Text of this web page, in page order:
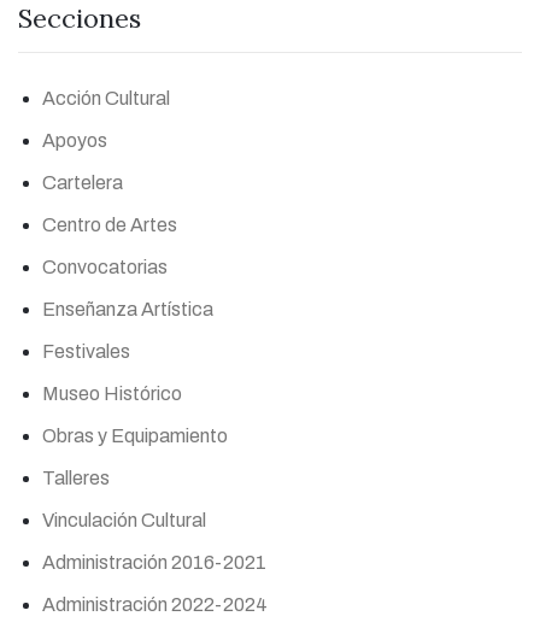
Secciones
Acción Cultural
Apoyos
Cartelera
Centro de Artes
Convocatorias
Enseñanza Artística
Festivales
Museo Histórico
Obras y Equipamiento
Talleres
Vinculación Cultural
Administración 2016-2021
Administración 2022-2024